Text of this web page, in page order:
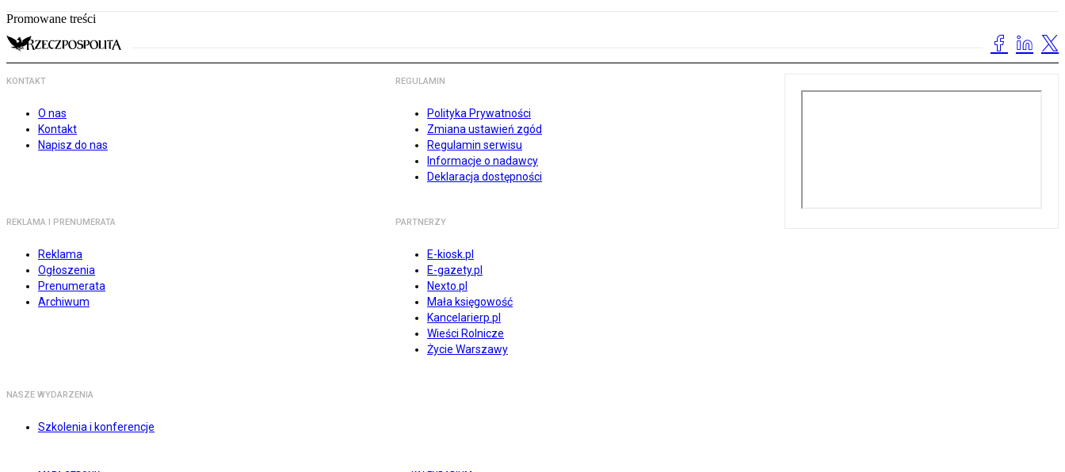
Promowane treści
KONTAKT
O nas
Kontakt
Napisz do nas
REGULAMIN
Polityka Prywatności
Zmiana ustawień zgód
Regulamin serwisu
Informacje o nadawcy
Deklaracja dostępności
REKLAMA I PRENUMERATA
Reklama
Ogłoszenia
Prenumerata
Archiwum
PARTNERZY
E-kiosk.pl
E-gazety.pl
Nexto.pl
Mała księgowość
Kancelarierp.pl
Wieści Rolnicze
Życie Warszawy
NASZE WYDARZENIA
Szkolenia i konferencje